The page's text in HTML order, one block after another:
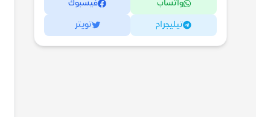
واتساب فيسبوك
تيليجرام تويتر